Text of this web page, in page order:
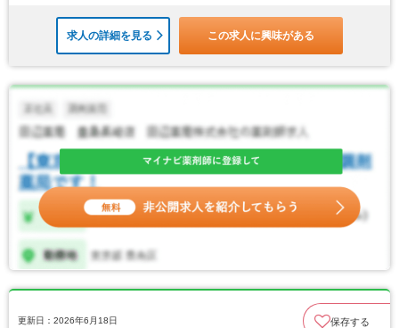
求人の詳細を見る この求人に興味がある
更新日：2026年6月18日 保存する